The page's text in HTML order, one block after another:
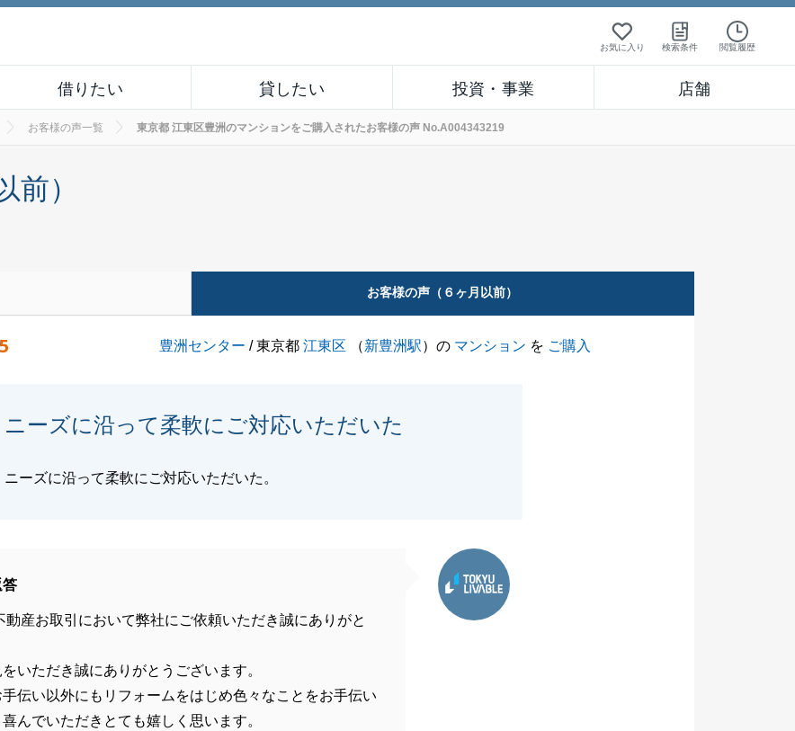
お気に入り 検索条件 閲覧履歴
借りたい 貸したい 投資・事業 店舗
お客様の声一覧 東京都 江東区豊洲のマンションをご購入されたお客様の声 No.A004343219
前）
お客様の声（６ヶ月以前）
5 豊洲センター / 東京都江東区 （新豊洲駅）の マンション を ご購入
ニーズに沿って柔軟にご対応いただいた
ニーズに沿って柔軟にご対応いただいた。
答
動産お取引において弊社にご依頼いただき誠にありがと
いただき誠にありがとうございます。
伝い以外にもリフォームをはじめ色々なことをお手伝い
んでいただきとても嬉しく思います。